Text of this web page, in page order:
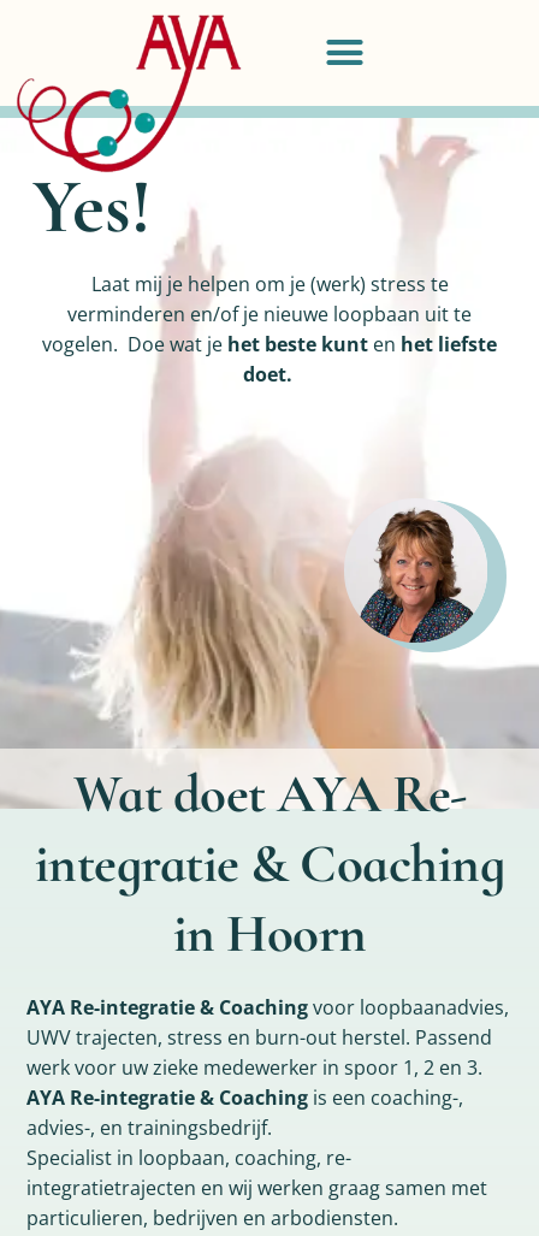
Yes!
Laat mij je helpen om je (werk) stress te
verminderen en/of je nieuwe loopbaan uit te
vogelen. Doe wat je het beste kunt en het liefste
doet.
Wat doet AYA Re-
integratie & Coaching
in Hoorn
AYA Re-integratie & Coachingvoor loopbaanadvies,
UWV trajecten, stress en burn-out herstel. Passend
werk voor uw zieke medewerker in spoor 1, 2 en 3.
AYA Re-integratie & Coaching is een coaching-,
advies-, en trainingsbedrijf.
Specialist in loopbaan, coaching, re-
integratietrajecten en wij werken graag samen met
particulieren, bedrijven en arbodiensten.